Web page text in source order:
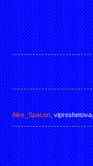
Alex_Spacon vipreshetova